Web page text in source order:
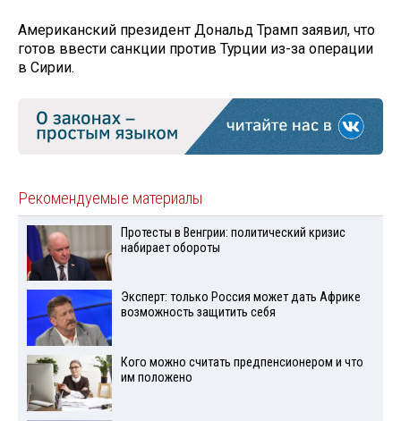
Американский президент Дональд Трамп заявил, что
готов ввести санкции против Турции из-за операции
в Сирии.
Рекомендуемые материалы
Протесты в Венгрии: политический кризис
набирает обороты
Эксперт: только Россия может дать Африке
возможность защитить себя
Кого можно считать предпенсионером и что
им положено